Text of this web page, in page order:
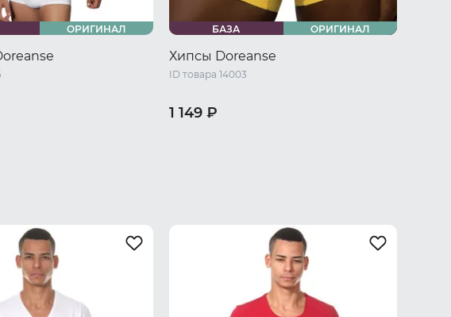
ОРИГИНАЛ БАЗА ОРИГИНАЛ
Хипсы Doreanse
ID товара 14003
1 149 ₽